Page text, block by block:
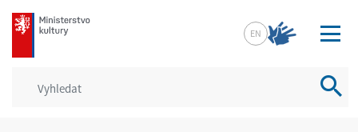
mkcr.cz
EN